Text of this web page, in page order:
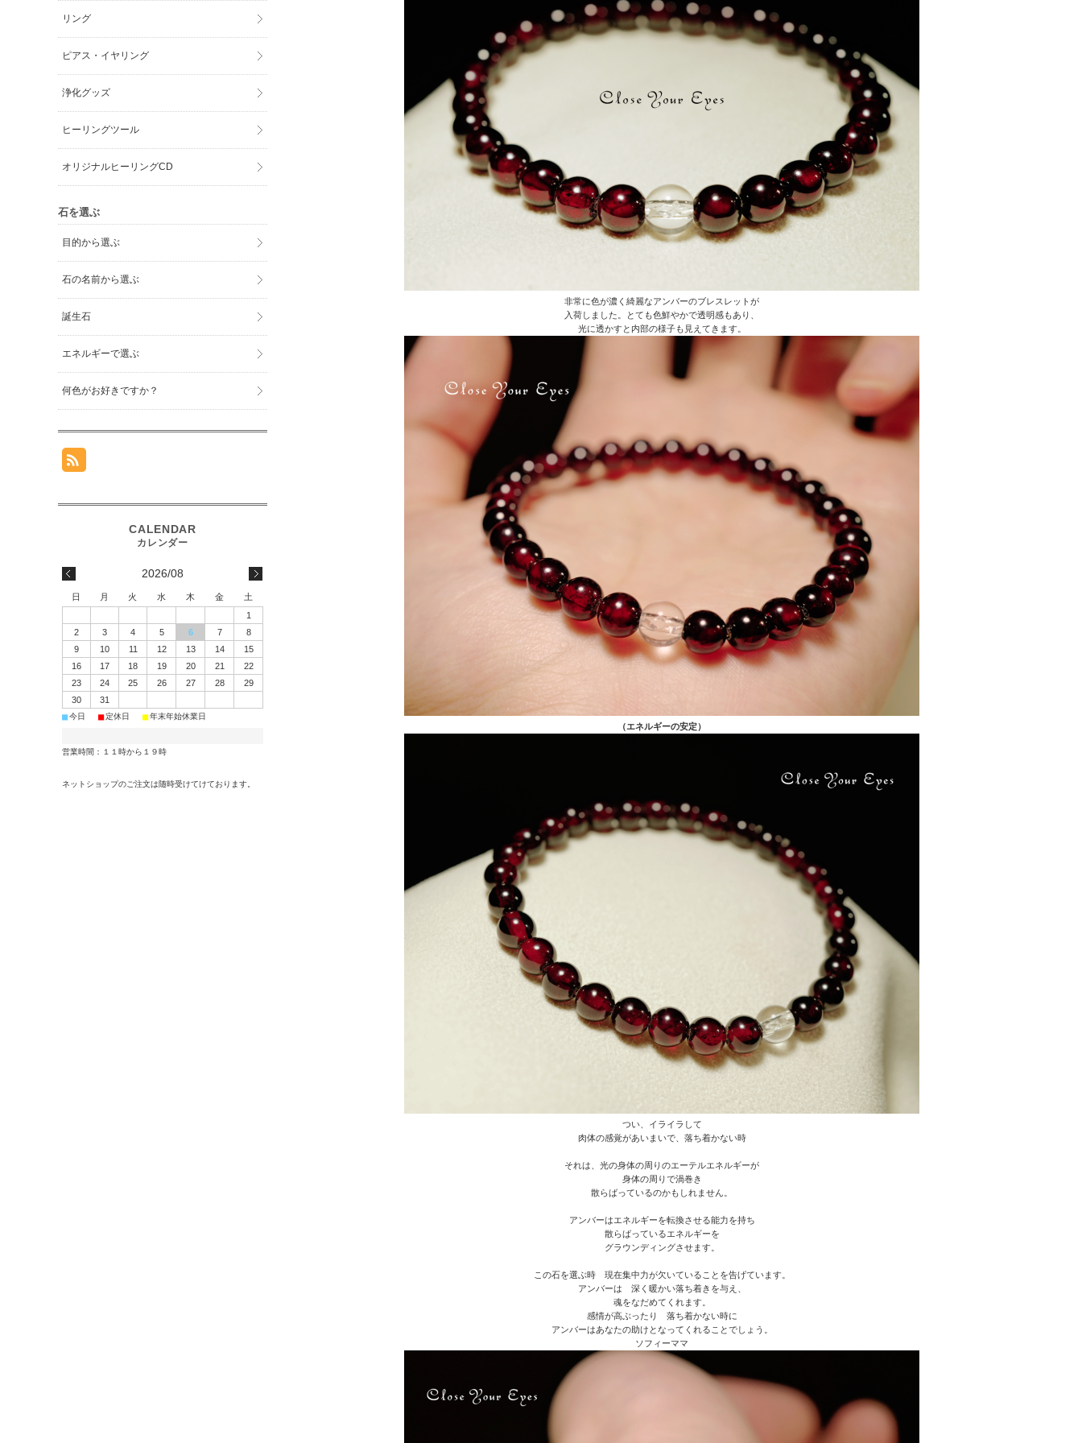
非常に色が濃く綺麗なアンバーのブレスレットが
入荷しました。とても色鮮やかで透明感もあり、
光に透かすと内部の様子も見えてきます。
（エネルギーの安定）
つい、イライラして
肉体の感覚があいまいで、落ち着かない時
それは、光の身体の周りのエーテルエネルギーが
身体の周りで渦巻き
散らばっているのかもしれません。
アンバーはエネルギーを転換させる能力を持ち
散らばっているエネルギーを
グラウンディングさせます。
この石を選ぶ時 現在集中力が欠いていることを告げています。
アンバーは 深く暖かい落ち着きを与え、
魂をなだめてくれます。
感情が高ぶったり 落ち着かない時に
アンバーはあなたの助けとなってくれることでしょう。
ソフィーママ
リング
ピアス・イヤリング
浄化グッズ
ヒーリングツール
オリジナルヒーリングCD
石を選ぶ
目的から選ぶ
石の名前から選ぶ
誕生石
エネルギーで選ぶ
何色がお好きですか？
2026/08
日 月 火 水 木 金
土
1
2
3 4 5 6 7
8
9
10 11 12 13 14
15
16
17 18 19 20 21
22
23
24 25 26 27 28
29
30
31
■今日 ■定休日 ■年末年始休業日
営業時間：１１時から１９時
ネットショップのご注文は随時受けてけております。